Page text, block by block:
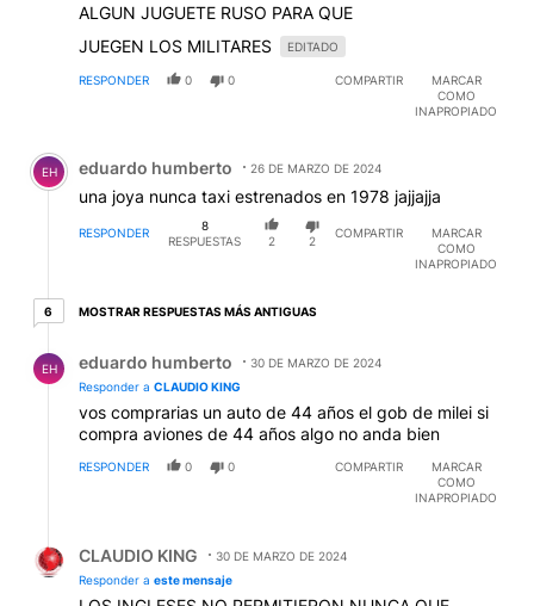
ALGUN JUGUETE RUSO PARA QUE
JUEGEN LOS MILITARES
EDITADO
RESPONDER 0 0 COMPARTIR
MARCAR
COMO
INAPROPIADO
Comentario de eduardo humberto.
EH eduardo humberto 26 DE MARZO DE 2024
una joya nunca taxi estrenados en 1978 jajjajja
RESPONDER
8
RESPUESTAS
2 2
COMPARTIR
MARCAR
COMO
INAPROPIADO
66 respuestas más antiguas
MOSTRAR RESPUESTAS MÁS ANTIGUAS
EH eduardo humberto
30 DE MARZO DE 2024
Responder a CLAUDIO KING
vos comprarias un auto de 44 años el gob de milei si
compra aviones de 44 años algo no anda bien
RESPONDER 0 0 COMPARTIR
MARCAR
COMO
INAPROPIADO
CLAUDIO KING
30 DE MARZO DE 2024
Responder a este mensaje